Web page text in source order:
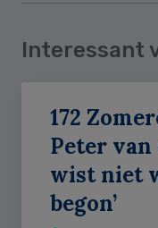
Interessant
172
Peter van
wist niet
begon’